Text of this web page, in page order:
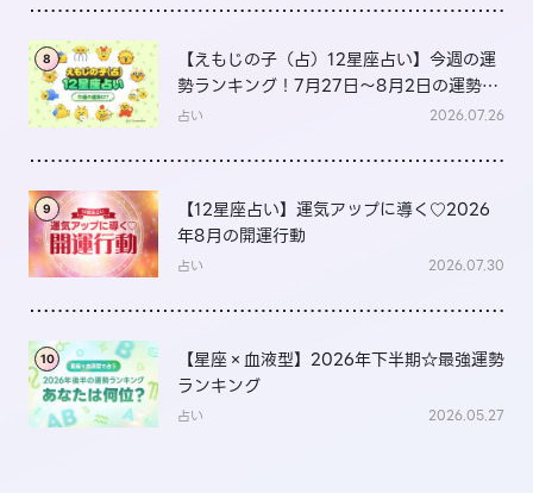
8
【えもじの子（占）12星座占い】今週の運
勢ランキング！7月27日～8月2日の運勢
は？
占い 2026.07.26
9
【12星座占い】運気アップに導く♡2026
年8月の開運行動
占い 2026.07.30
10
【星座×血液型】2026年下半期☆最強運勢
ランキング
占い 2026.05.27